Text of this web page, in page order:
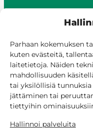
Parhaan kokemuksen
kuten evästeitä,
laitetietoja. Näiden
mahdollisuuden
tai yksilöllisiä
jättäminen tai
tiettyihin
Hallinnoi palveluita